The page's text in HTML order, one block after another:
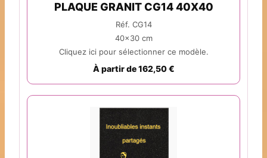
PLAQUE GRANIT CG14 40X40
Réf. CG14
40x30 cm
Cliquez ici pour sélectionner ce modèle.
À partir de 162,50 €